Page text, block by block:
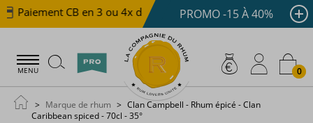
Paiement CB en 3 ou 4x dès 100 € Livraison offerte
PROMO -15 À 40%
MENU 0
Marque de rhum
Clan Campbell - Rhum épicé - Clan
Caribbean spiced - 70cl - 35°